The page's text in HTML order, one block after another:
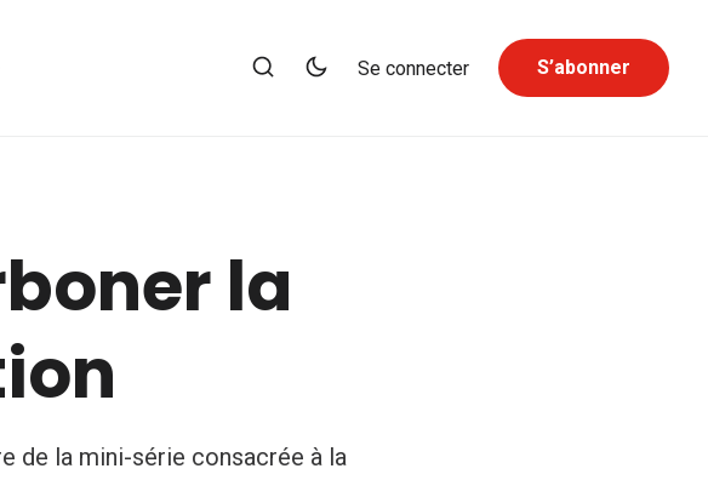
Se connecter S’abonner
la
de la mini-série consacrée à la